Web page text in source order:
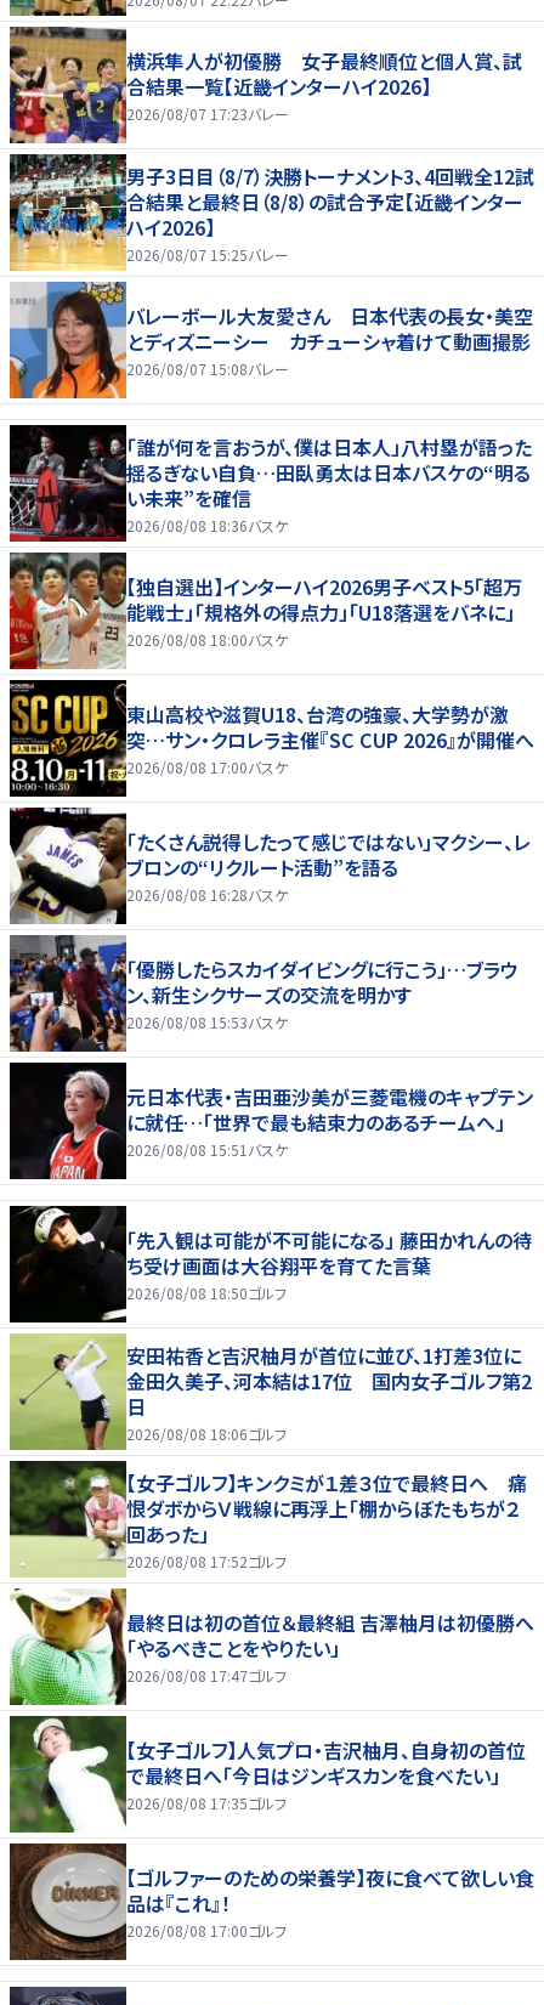
横浜隼人が初優勝 女子最終順位と個人賞、試
合結果一覧【近畿インターハイ2026】
2026/08/07 17:23バレー
男子3日目（8/7）決勝トーナメント3、4回戦全12試
合結果と最終日（8/8）の試合予定【近畿インター
ハイ2026】
2026/08/07 15:25バレー
バレーボール大友愛さん 日本代表の長女・美空
とディズニーシー カチューシャ着けて動画撮影
2026/08/07 15:08バレー
「誰が何を言おうが、僕は日本人」八村塁が語った
揺るぎない自負…田臥勇太は日本バスケの“明る
い未来”を確信
2026/08/08 18:36バスケ
【独自選出】インターハイ2026男子ベスト5「超万
能戦士」「規格外の得点力」「U18落選をバネに」
2026/08/08 18:00バスケ
東山高校や滋賀U18、台湾の強豪、大学勢が激
突…サン・クロレラ主催『SC CUP 2026』が開催へ
2026/08/08 17:00バスケ
「たくさん説得したって感じではない」マクシー、レ
ブロンの“リクルート活動”を語る
2026/08/08 16:28バスケ
「優勝したらスカイダイビングに行こう」…ブラウ
ン、新生シクサーズの交流を明かす
2026/08/08 15:53バスケ
元日本代表・吉田亜沙美が三菱電機のキャプテン
に就任…「世界で最も結束力のあるチームへ」
2026/08/08 15:51バスケ
「先入観は可能が不可能になる」 藤田かれんの待
ち受け画面は大谷翔平を育てた言葉
2026/08/08 18:50ゴルフ
安田祐香と吉沢柚月が首位に並び、1打差3位に
金田久美子、河本結は17位 国内女子ゴルフ第2
日
2026/08/08 18:06ゴルフ
【女子ゴルフ】キンクミが１差３位で最終日へ 痛
恨ダボからＶ戦線に再浮上「棚からぼたもちが２
回あった」
2026/08/08 17:52ゴルフ
最終日は初の首位＆最終組 吉澤柚月は初優勝へ
「やるべきことをやりたい」
2026/08/08 17:47ゴルフ
【女子ゴルフ】人気プロ・吉沢柚月、自身初の首位
で最終日へ「今日はジンギスカンを食べたい」
2026/08/08 17:35ゴルフ
【ゴルファーのための栄養学】夜に食べて欲しい食
品は『これ』！
2026/08/08 17:00ゴルフ